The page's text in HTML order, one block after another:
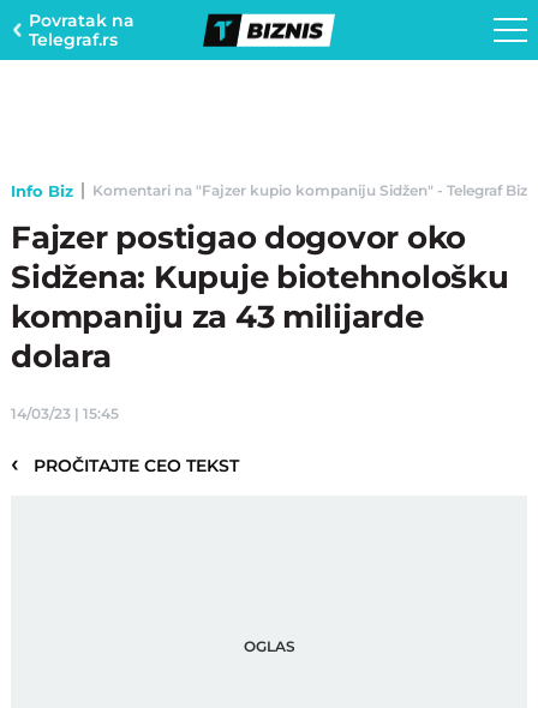
Povratak na
Telegraf.rs
Info Biz Komentari na "Fajzer kupio kompaniju Sidžen" - Telegraf
Fajzer postigao dogovor oko
Sidžena: Kupuje biotehnološku
kompaniju za 43 milijarde
dolara
14/03/23 | 15:45
‹ PROČITAJTE CEO TEKST